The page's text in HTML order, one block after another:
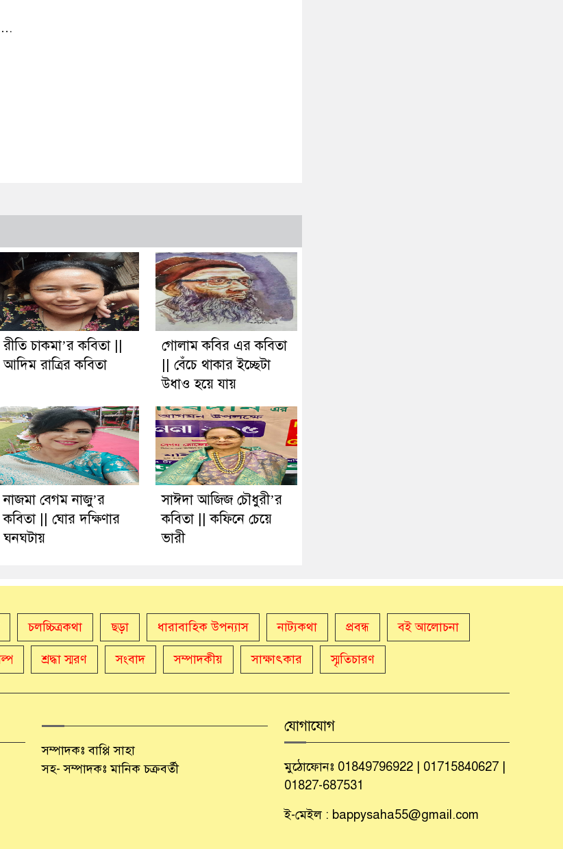
রীতি চাকমা’র কবিতা ||
আদিম রাত্রির কবিতা
গোলাম কবির এর কবিতা
|| বেঁচে থাকার ইচ্ছেটা
উধাও হয়ে যায়
নাজমা বেগম নাজু’র
কবিতা || ঘোর দক্ষিণার
ঘনঘটায়
সাঈদা আজিজ চৌধুরী’র
কবিতা || কফিনে চেয়ে
ভারী
চলচ্চিত্রকথা ছড়া ধারাবাহিক উপন্যাস নাট্যকথা প্রবন্ধ বই আলোচনা
শ্রদ্ধা স্মরণ সংবাদ সম্পাদকীয় সাক্ষাৎকার স্মৃতিচারণ
সম্পাদকঃ বাপ্পি সাহা
সহ- সম্পাদকঃ মানিক চক্রবর্তী
যোগাযোগ
মুঠোফোনঃ 01849796922 | 01715840627 |
01827-687531
ই-মেইল : bappysaha55@gmail.com